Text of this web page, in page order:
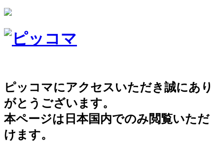
ピッコマにアクセスいただき誠にあり
がとうございます。
本ページは日本国内でのみ閲覧いただ
けます。